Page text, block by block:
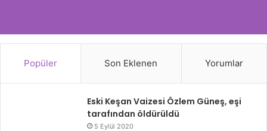
Popüler Son Eklenen Yorumlar
Eski Keşan Vaizesi Özlem Güneş, eşi
tarafından öldürüldü
5 Eylül 2020